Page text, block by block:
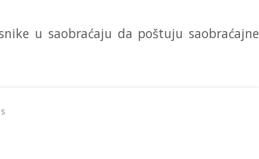
u saobraćaju da poštuju saobraćajne